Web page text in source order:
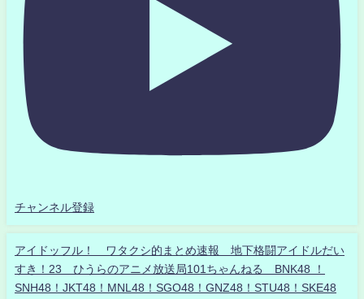
チャンネル登録
アイドッフル！ ワタクシ的まとめ速報 地下格闘アイドルだい
すき！23 ひうらのアニメ放送局101ちゃんねる BNK48 ！
SNH48！JKT48！MNL48！SGO48！GNZ48！STU48！SKE48